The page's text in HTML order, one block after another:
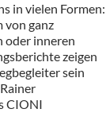
in vielen Formen:
von ganz
oder inneren
zeigen
sein
CIONI